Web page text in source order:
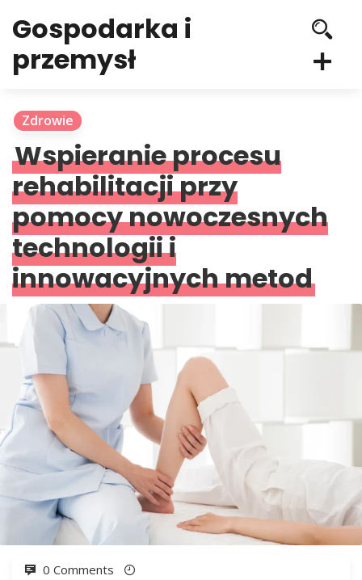
Gospodarka i
przemysł
Zdrowie
Wspieranie procesu
rehabilitacji przy
pomocy nowoczesnych
technologii i
innowacyjnych metod
0 Comments